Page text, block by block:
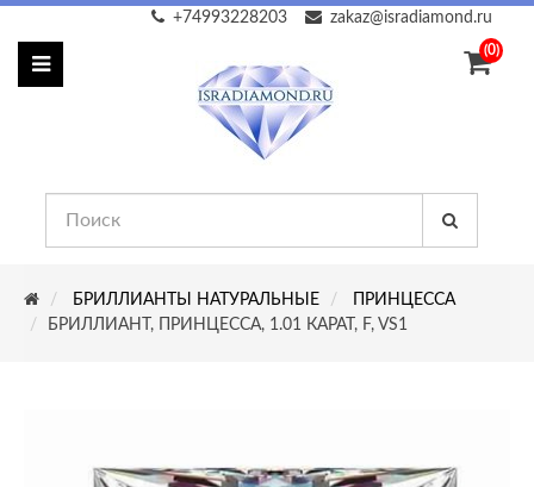
zakaz@isradiamond.ru
+74993228203
(0)
БРИЛЛИАНТЫ НАТУРАЛЬНЫЕ
ПРИНЦЕССА
БРИЛЛИАНТ, ПРИНЦЕССА, 1.01 КАРАТ, F, VS1